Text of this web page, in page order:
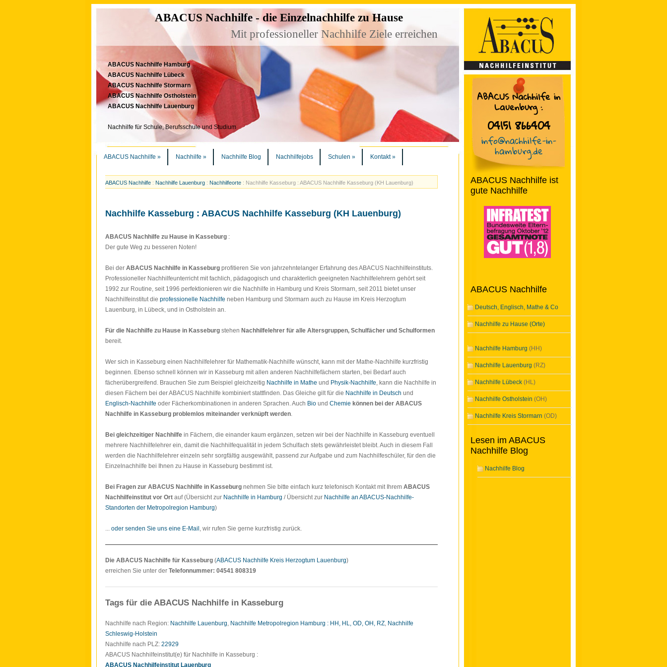
ABACUS Nachhilfe in
Lauenburg:
04151 866404
info@nachhilfe-in-
hamburg.de
ABACUS Nachhilfe - die Einzelnachhilfe zu Hause
Mit professioneller Nachhilfe Ziele erreichen
ABACUS Nachhilfe Hamburg
ABACUS Nachhilfe Lübeck
ABACUS Nachhilfe Stormarn
ABACUS Nachhilfe Ostholstein
ABACUS Nachhilfe Lauenburg
Nachhilfe für Schule, Berufsschule und Studium
ABACUS Nachhilfe » Nachhilfe » Nachhilfe Blog Nachhilfejobs Schulen » Kontakt»
ABACUS Nachhilfe : Nachhilfe Lauenburg : Nachhilfeorte : Nachhilfe Kasseburg : ABACUS Nachhilfe Kasseburg (KH Lauenburg)
Nachhilfe Kasseburg : ABACUS Nachhilfe Kasseburg (KH Lauenburg)
ABACUS Nachhilfe zu Hause in Kasseburg :
Der gute Weg zu besseren Noten!
Bei der ABACUS Nachhilfe in Kasseburg profitieren Sie von jahrzehntelanger Erfahrung des ABACUS Nachhilfeinstituts.
Professioneller Nachhilfeunterricht mit fachlich, pädagogisch und charakterlich geeigneten Nachhilfelehrern gehört seit
1992 zur Routine, seit 1996 perfektionieren wir die Nachhilfe in Hamburg und Kreis Stormarn, seit 2011 bietet unser
Nachhilfeinstitut die professionelle Nachhilfe neben Hamburg und Stormarn auch zu Hause im Kreis Herzogtum
Lauenburg, in Lübeck, und in Ostholstein an.
Für die Nachhilfe zu Hause in Kasseburg stehen Nachhilfelehrer für alle Altersgruppen, Schulfächer und Schulformen
bereit.
Wer sich in Kasseburg einen Nachhilfelehrer für Mathematik-Nachhilfe wünscht, kann mit der Mathe-Nachhilfe kurzfristig
beginnen. Ebenso schnell können wir in Kasseburg mit allen anderen Nachhilfefächern starten, bei Bedarf auch
fächerübergreifend. Brauchen Sie zum Beispiel gleichzeitig Nachhilfe in Mathe und Physik-Nachhilfe, kann die Nachhilfe in
diesen Fächern bei der ABACUS Nachhilfe kombiniert stattfinden. Das Gleiche gilt für die Nachhilfe in Deutsch und
Englisch-Nachhilfe oder Fächerkombinationen in anderen Sprachen. Auch Bio und Chemie können bei der ABACUS
Nachhilfe in Kasseburg problemlos miteinander verknüpft werden.
Bei gleichzeitiger Nachhilfe in Fächern, die einander kaum ergänzen, setzen wir bei der Nachhilfe in Kasseburg eventuell
mehrere Nachhilfelehrer ein, damit die Nachhilfequalität in jedem Schulfach stets gewährleistet bleibt. Auch in diesem Fall
werden die Nachhilfelehrer einzeln sehr sorgfältig ausgewählt, passend zur Aufgabe und zum Nachhilfeschüler, für den die
Einzelnachhilfe bei Ihnen zu Hause in Kasseburg bestimmt ist.
Bei Fragen zur ABACUS Nachhilfe in Kasseburg nehmen Sie bitte einfach kurz telefonisch Kontakt mit Ihrem ABACUS
Nachhilfeinstitut vor Ort auf (Übersicht zur Nachhilfe in Hamburg / Übersicht zur Nachhilfe an ABACUS-Nachhilfe-
Standorten der Metropolregion Hamburg)
... oder senden Sie uns eine E-Mail , wir rufen Sie gerne kurzfristig zurück.
Die ABACUS Nachhilfe für Kasseburg (ABACUS Nachhilfe Kreis Herzogtum Lauenburg)
erreichen Sie unter der Telefonnummer: 04541 808319
Tags für die ABACUS Nachhilfe in Kasseburg
Nachhilfe nach Region: Nachhilfe Lauenburg, Nachhilfe Metropolregion Hamburg : HH, HL, OD, OH, RZ, Nachhilfe
Schleswig-Holstein
Nachhilfe nach PLZ: 22929
ABACUS Nachhilfeinstitut(e) für Nachhilfe in Kasseburg :
ABACUS Nachhilfeinstitut Lauenburg
ABACUS Nachhilfe ist
gute Nachhilfe
ABACUS Nachhilfe
Deutsch, Englisch, Mathe & Co
Nachhilfe zu Hause (Orte)
Nachhilfe Hamburg (HH)
Nachhilfe Lauenburg (RZ)
Nachhilfe Lübeck (HL)
Nachhilfe Ostholstein (OH)
Nachhilfe Kreis Stormarn (OD)
Lesen im ABACUS
Nachhilfe Blog
Nachhilfe Blog